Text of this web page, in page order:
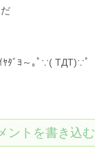
ﾀﾞﾖ～｡ﾟ∵( TДT)∵ﾟ
ントを書き込む